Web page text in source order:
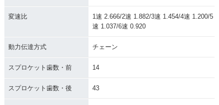
変速比
1速 2.666/2速 1.882/3速 1.454/4速 1.200/5
速 1.037/6速 0.920
動力伝達方式 チェーン
スプロケット歯数・前 14
スプロケット歯数・後 43